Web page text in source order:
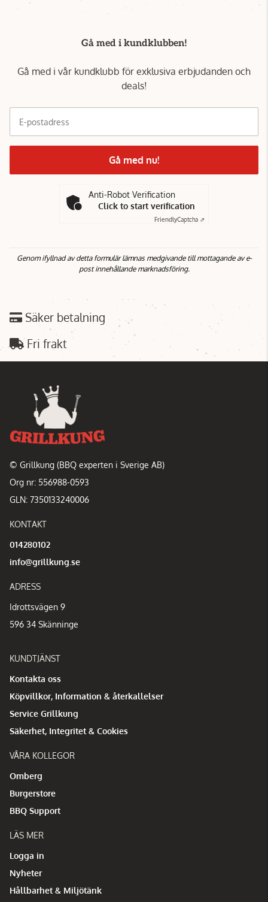
Gå med i kundklubben!
Gå med i vår kundklubb för exklusiva erbjudanden och
deals!
E-postadress
Gå med nu!
Anti-Robot Verification
Click to start verification
FriendlyCaptcha ⇗
Genom ifyllnad av detta formulär lämnas medgivande till mottagande av e-
post innehållande marknadsföring.
Säker betalning
Fri frakt
© Grillkung (BBQ experten i Sverige AB)
Org nr: 556988-0593
GLN: 7350133240006
KONTAKT
014280102
info@grillkung.se
ADRESS
Idrottsvägen 9
596 34 Skänninge
KUNDTJÄNST
Kontakta oss
Köpvillkor, Information & återkallelser
Service Grillkung
Säkerhet, Integritet & Cookies
VÅRA KOLLEGOR
Omberg
Burgerstore
BBQ Support
LÄS MER
Logga in
Nyheter
Hållbarhet & Miljötänk